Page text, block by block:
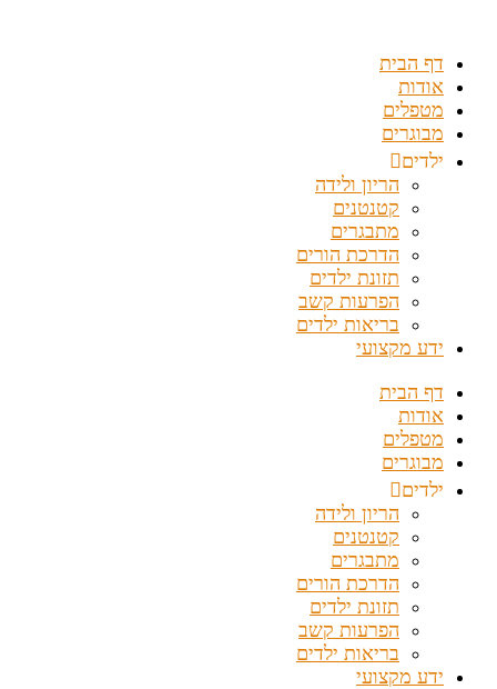
דף הבית
אודות
מטפלים
מבוגרים
ילדים
הריון ולידה
קטנטנים
מתבגרים
הדרכת הורים
תזונת ילדים
הפרעות קשב
בריאות ילדים
ידע מקצועי
דף הבית
אודות
מטפלים
מבוגרים
ילדים
הריון ולידה
קטנטנים
מתבגרים
הדרכת הורים
תזונת ילדים
הפרעות קשב
בריאות ילדים
ידע מקצועי